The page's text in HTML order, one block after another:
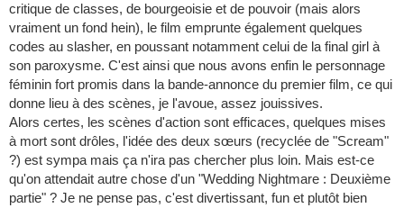
critique de classes, de bourgeoisie et de pouvoir (mais alors
vraiment un fond hein), le film emprunte également quelques
codes au slasher, en poussant notamment celui de la final girl à
son paroxysme. C'est ainsi que nous avons enfin le personnage
féminin fort promis dans la bande-annonce du premier film, ce qui
donne lieu à des scènes, je l'avoue, assez jouissives.
Alors certes, les scènes d'action sont efficaces, quelques mises
à mort sont drôles, l'idée des deux sœurs (recyclée de "Scream"
?) est sympa mais ça n'ira pas chercher plus loin. Mais est-ce
qu'on attendait autre chose d'un "Wedding Nightmare : Deuxième
partie" ? Je ne pense pas, c'est divertissant, fun et plutôt bien